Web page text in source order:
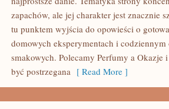
zapachów, ale jej charakter jest znacznie
tu punktem wyjścia do opowieści o
domowych eksperymentach i
smakowych. Polecamy Perfumy a Okazje
być postrzegana [ Read More ]